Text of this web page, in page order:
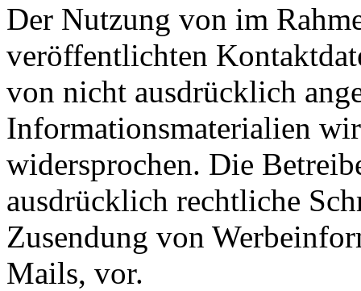
Der Nutzung von im
veröffentlichten
von nicht ausdrücklich
Informationsmaterialien
widersprochen. Die
ausdrücklich rechtliche
Zusendung von
Mails, vor.